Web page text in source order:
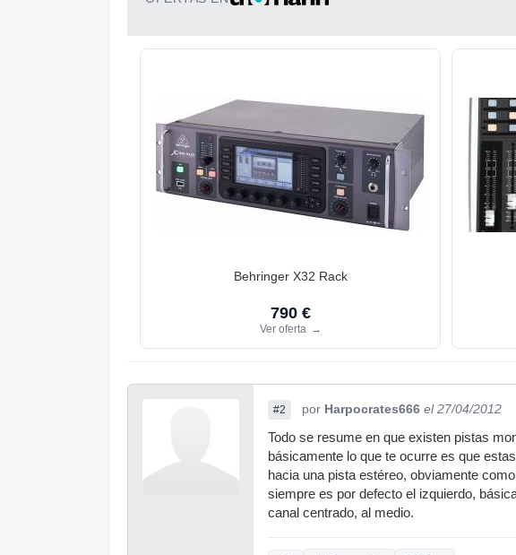
Behringer X32 Rack
790 €
Ver oferta →
#2 por Harpocrates666 el 27/04/2012
Todo se resume en que existen pistas
básicamente lo que te ocurre es que
hacia una pista estéreo, obviamente
siempre es por defecto el izquierdo,
canal centrado, al medio.